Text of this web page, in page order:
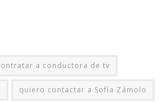
a conductora de tv
quiero contactar a Sofía Zámolo